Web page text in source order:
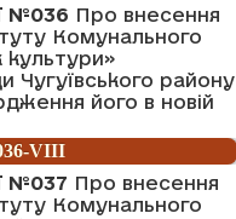
№036 Про внесення
Комунального
культури»
Чугуївського району
його в новій
VIII
№037 Про внесення
Комунального